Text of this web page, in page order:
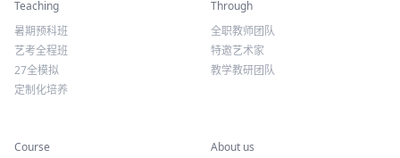
精彩活动
Teaching
暑期预科班
艺考全程班
27全模拟
师资力量
Through
全职教师团队
特邀艺术家